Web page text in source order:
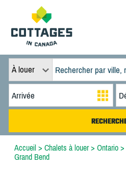
À louer
Accueil> Chalets à louer> Ontario>
Grand Bend